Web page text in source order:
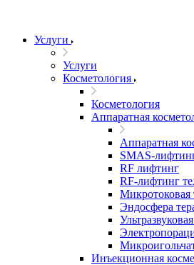
Услуги
Услуги
Косметология
Косметология
Аппаратная
Аппаратная
SMAS-
RF лифтинг
RF-лифтинг
Микротоковая
Эндосфера
Инъекционная